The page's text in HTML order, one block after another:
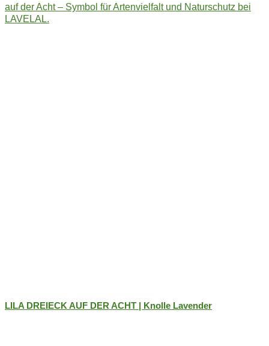
weist
LILA DREIECK AUF DER ACHT | Knolle Lavender